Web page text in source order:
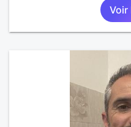
Voir